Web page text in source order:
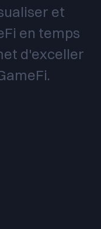
et
en temps
d'exceller